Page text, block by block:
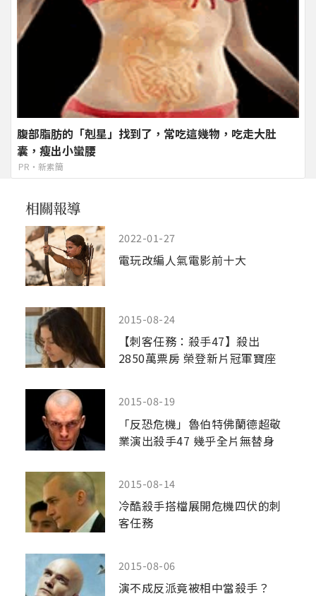
腹部脂肪的「剋星」找到了，常吃這幾物，吃走大肚
囊，瘦出小蠻腰
PR・新素簡
2022-01-27
電玩改編人氣電影前十大
2015-08-24
【刺客任務：殺手47】殺出
2850萬票房 榮登新片冠軍寶座
2015-08-19
「反恐危機」魯伯特佛蘭德超敬
業演出殺手47 幾乎全片無替身
2015-08-14
冷酷殺手搭檔展開危機四伏的刺
客任務
2015-08-06
演不成反派竟被相中當殺手？